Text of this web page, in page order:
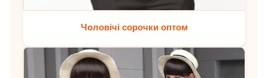
Чоловічі сорочки оптом